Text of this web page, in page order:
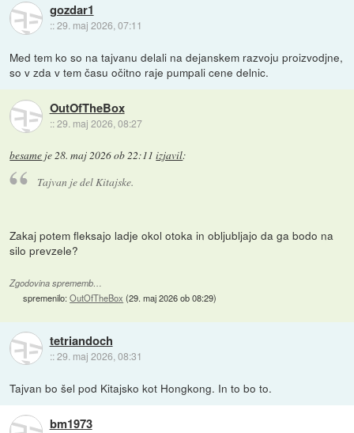
gozdar1
::29. maj 2026, 07:11
Med tem ko so na tajvanu delali na dejanskem razvoju proizvodjne,
so v zda v tem času očitno raje pumpali cene delnic.
OutOfTheBox
::29. maj 2026, 08:27
besame je28. maj 2026 ob 22:11 izjavil:
Tajvan je del Kitajske.
Zakaj potem fleksajo ladje okol otoka in obljubljajo da ga bodo na
silo prevzele?
Zgodovina sprememb…
spremenilo:OutOfTheBox (29. maj 2026 ob 08:29)
tetriandoch
::29. maj 2026, 08:31
Tajvan bo šel pod Kitajsko kot Hongkong. In to bo to.
bm1973